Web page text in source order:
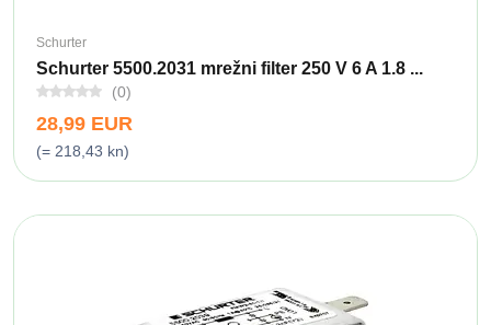
Schurter
Schurter 5500.2031 mrežni filter 250 V 6 A 1.8 ...
(0)
28,99 EUR
(= 218,43 kn)